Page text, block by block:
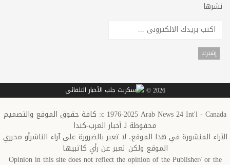
نشرها
2026 ©
c 1976-2025 Arab News 24 Int'l - Canada: كافة حقوق الموقع والتصميم
محفوظة لـ أخبار العرب-كندا
الآراء المنشورة في هذا الموقع، لا تعبر بالضرورة علي آراء الناشرأو محرري
الموقع ولكن تعبر عن رأي كاتبيها
Opinion in this site does not reflect the opinion of the Publisher/ or the